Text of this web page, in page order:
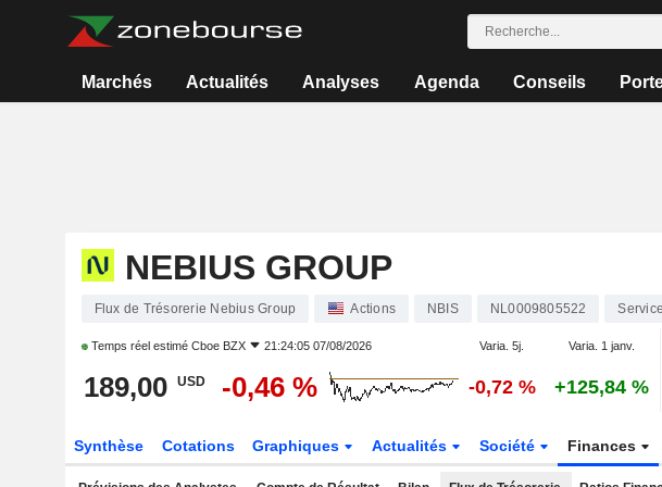
Marchés Actualités Analyses Agenda Conseils
NEBIUS GROUP
Flux de Trésorerie Nebius Group Actions NBIS NL0009805522
Temps réel estimé Cboe BZX 21:24:05 07/08/2026 Varia. 5j. Varia. 1 janv.
189,00 USD -0,46 % -0,72 % +125,84 %
Synthèse Cotations Graphiques Actualités Société Finances